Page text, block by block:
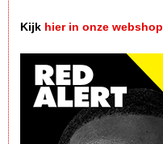
Kijk hier in onze webshop